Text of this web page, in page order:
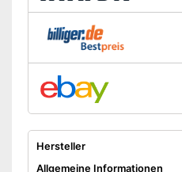
Hersteller
Allgemeine Informationen